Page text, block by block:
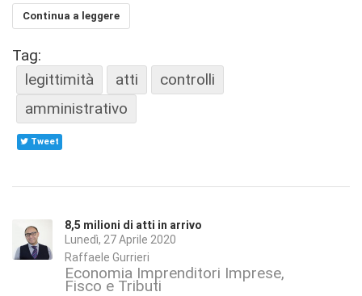
Continua a leggere
Tag:
legittimità
atti
controlli
amministrativo
Tweet
8,5 milioni di atti in arrivo
Lunedì, 27 Aprile 2020
Raffaele Gurrieri
Economia Imprenditori Imprese
Fisco e Tributi